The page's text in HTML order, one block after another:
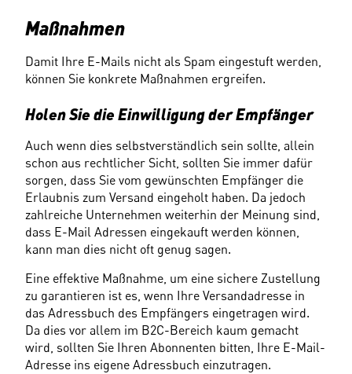
Maßnahmen
Damit Ihre E-Mails nicht als Spam eingestuft werden,
können Sie konkrete Maßnahmen ergreifen.
Holen Sie die Einwilligung der Empfänger
Auch wenn dies selbstverständlich sein sollte, allein
schon aus rechtlicher Sicht, sollten Sie immer dafür
sorgen, dass Sie vom gewünschten Empfänger die
Erlaubnis zum Versand eingeholt haben. Da jedoch
zahlreiche Unternehmen weiterhin der Meinung sind,
dass E-Mail Adressen eingekauft werden können,
kann man dies nicht oft genug sagen.
Eine effektive Maßnahme, um eine sichere Zustellung
zu garantieren ist es, wenn Ihre Versandadresse in
das Adressbuch des Empfängers eingetragen wird.
Da dies vor allem im B2C-Bereich kaum gemacht
wird, sollten Sie Ihren Abonnenten bitten, Ihre E-Mail-
Adresse ins eigene Adressbuch einzutragen.